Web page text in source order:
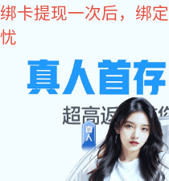
星空真人
您好，欢迎您光临星空真人商城！
星空真人
come2time.com